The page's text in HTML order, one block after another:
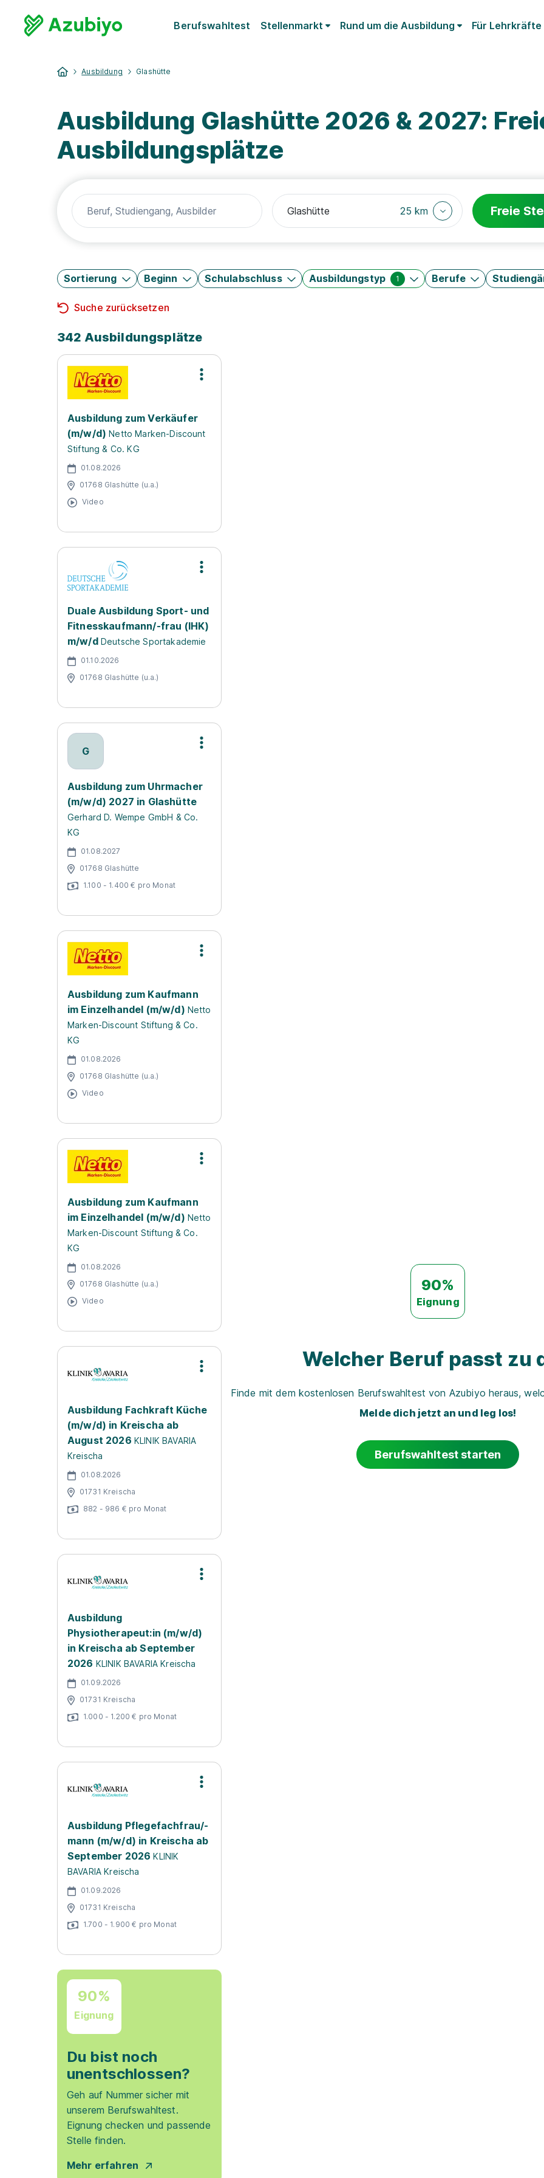
Berufswahltest Stellenmarkt Rund um die Ausbildung Für Lehrkräfte
Ausbildung Glashütte
Ausbildung Glashütte 2026 & 2027:
Ausbildungsplätze
25 km Freie
Sortierung Beginn Schulabschluss Ausbildungstyp 1 Berufe
Suche zurücksetzen
342 Ausbildungsplätze
Ausbildung zum Verkäufer
(m/w/d) Netto Marken-Discount
Stiftung & Co. KG
01.08.2026
01768 Glashütte (u.a.)
Video
Duale Ausbildung Sport- und
Fitnesskaufmann/-frau (IHK)
m/w/d Deutsche Sportakademie
01.10.2026
01768 Glashütte (u.a.)
G
Ausbildung zum Uhrmacher
(m/w/d) 2027 in Glashütte
Gerhard D. Wempe GmbH & Co.
KG
01.08.2027
01768 Glashütte
1.100 - 1.400 € pro Monat
Ausbildung zum Kaufmann
im Einzelhandel (m/w/d) Netto
Marken-Discount Stiftung & Co.
KG
01.08.2026
01768 Glashütte (u.a.)
Video
Ausbildung zum Kaufmann
im Einzelhandel (m/w/d) Netto
Marken-Discount Stiftung & Co.
KG
01.08.2026
01768 Glashütte (u.a.)
Video
Ausbildung Fachkraft Küche
(m/w/d) in Kreischa ab
August 2026 KLINIK BAVARIA
Kreischa
01.08.2026
01731 Kreischa
882 - 986 € pro Monat
Ausbildung
Physiotherapeut:in (m/w/d)
in Kreischa ab September
2026 KLINIK BAVARIA Kreischa
01.09.2026
01731 Kreischa
1.000 - 1.200 € pro Monat
Ausbildung Pflegefachfrau/-
mann (m/w/d) in Kreischa ab
September 2026 KLINIK
BAVARIA Kreischa
01.09.2026
01731 Kreischa
1.700 - 1.900 € pro Monat
90%
Eignung
Du bist noch
unentschlossen?
Geh auf Nummer sicher mit
unserem Berufswahltest.
Eignung checken und passende
Stelle finden.
Mehr erfahren
90%
Eignung
Welcher Beruf passt zu
Finde mit dem kostenlosen Berufswahltest von Azubiyo heraus,
Melde dich jetzt an und leg los!
Berufswahltest starten